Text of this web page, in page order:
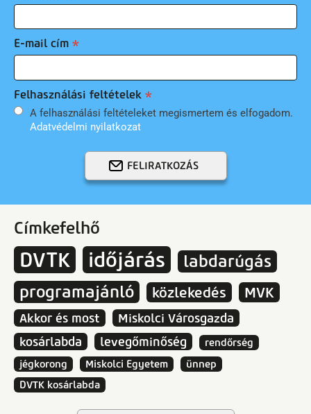
E-mail cím
Felhasználási feltételek
A felhasználási feltételeket megismertem és elfogadom.
Adatvédelmi nyilatkozat
FELIRATKOZÁS
Címkefelhő
DVTK időjárás
labdarúgás
programajánló
közlekedés MVK
Akkor és most
Miskolci Városgazda
kosárlabda
levegőminőség
rendőrség
jégkorong
Miskolci Egyetem
ünnep
DVTK kosárlabda